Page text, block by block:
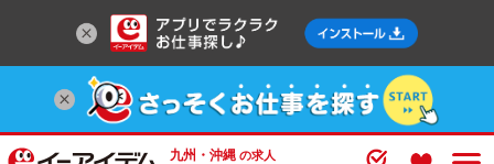
九州・沖縄 の求人